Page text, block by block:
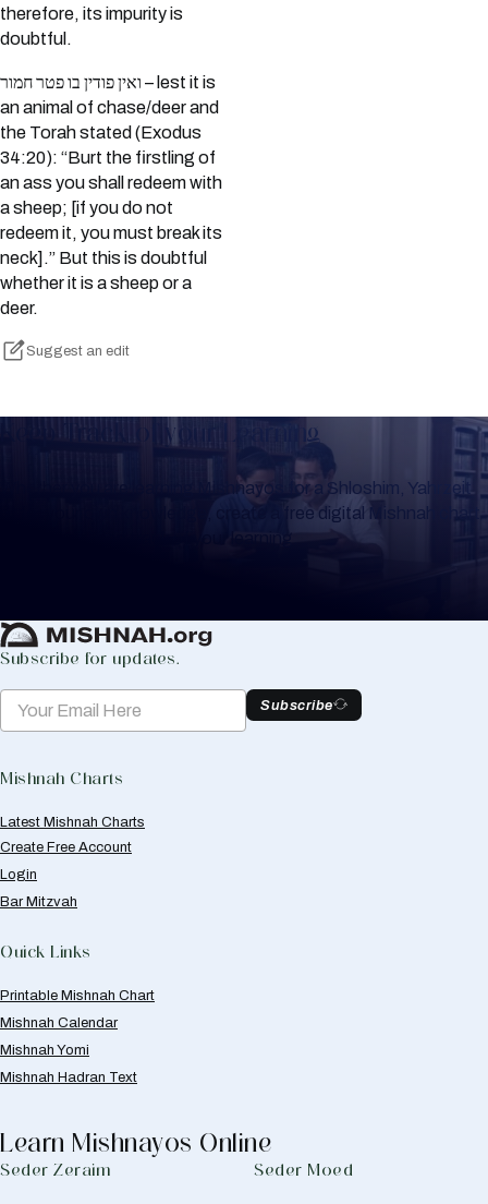
therefore, its impurity is
doubtful.
ואין פודין בו פטר חמור – lest it is
an animal of chase/deer and
the Torah stated (Exodus
34:20): “Burt the firstling of
an ass you shall redeem with
a sheep; [if you do not
redeem it, you must break its
neck].” But this is doubtful
whether it is a sheep or a
deer.
Suggest an edit
Keep Track of your Learning
Whether you are learning Mishnayos for a Shloshim, Yahrzeit
or for your own knowledge, create a free digital Mishnah chart
to help you keep track of your learning.
Subscribe for updates.
Subscribe
Mishnah Charts
Latest Mishnah Charts
Create Free Account
Login
Bar Mitzvah
Quick Links
Printable Mishnah Chart
Mishnah Calendar
Mishnah Yomi
Mishnah Hadran Text
Learn Mishnayos Online
Seder Zeraim Seder Moed